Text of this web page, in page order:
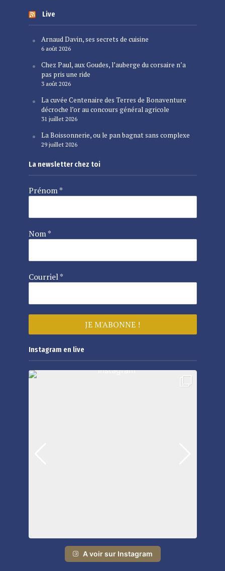
Live
Arnaud Davin, ses secrets de cuisine
6 août 2026
Chez Paul, aux Goudes, l’auberge du corsaire n’a
pas pris une ride
3 août 2026
La cuvée Centenaire des Terres de Bonaventure
décroche l’or au concours général agricole
31 juillet 2026
La Boissonnerie, ou le pan bagnat sans complexe
29 juillet 2026
La newsletter chez toi
Prénom*
Nom*
Courriel*
Instagram en live
A voir sur Instagram